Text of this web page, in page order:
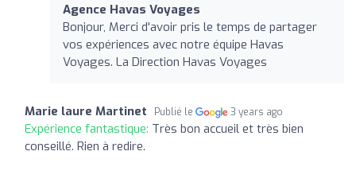
Agence Havas Voyages
Bonjour, Merci d'avoir pris le temps de partager
vos expériences avec notre équipe Havas
Voyages. La Direction Havas Voyages
Marie laure Martinet Publié le 3 years ago
Expérience fantastique: Très bon accueil et très bien
conseillé. Rien à redire.